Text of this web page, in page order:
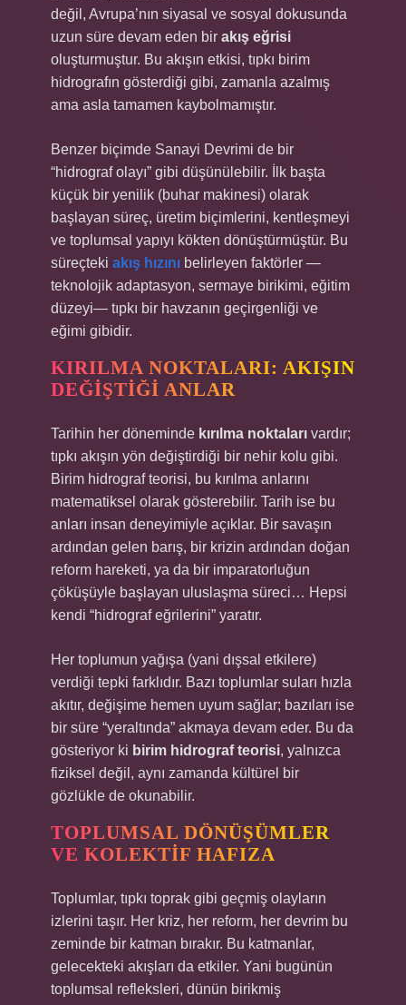
değil, Avrupa’nın siyasal ve sosyal dokusunda
uzun süre devam eden bir akış eğrisi
oluşturmuştur. Bu akışın etkisi, tıpkı birim
hidrografın gösterdiği gibi, zamanla azalmış
ama asla tamamen kaybolmamıştır.
Benzer biçimde Sanayi Devrimi de bir
“hidrograf olayı” gibi düşünülebilir. İlk başta
küçük bir yenilik (buhar makinesi) olarak
başlayan süreç, üretim biçimlerini, kentleşmeyi
ve toplumsal yapıyı kökten dönüştürmüştür. Bu
süreçteki akış hızını belirleyen faktörler —
teknolojik adaptasyon, sermaye birikimi, eğitim
düzeyi— tıpkı bir havzanın geçirgenliği ve
eğimi gibidir.
KIRILMA NOKTALARI: AKIŞIN
DEĞIŞTIĞI ANLAR
Tarihin her döneminde kırılma noktaları vardır;
tıpkı akışın yön değiştirdiği bir nehir kolu gibi.
Birim hidrograf teorisi, bu kırılma anlarını
matematiksel olarak gösterebilir. Tarih ise bu
anları insan deneyimiyle açıklar. Bir savaşın
ardından gelen barış, bir krizin ardından doğan
reform hareketi, ya da bir imparatorluğun
çöküşüyle başlayan uluslaşma süreci… Hepsi
kendi “hidrograf eğrilerini” yaratır.
Her toplumun yağışa (yani dışsal etkilere)
verdiği tepki farklıdır. Bazı toplumlar suları hızla
akıtır, değişime hemen uyum sağlar; bazıları ise
bir süre “yeraltında” akmaya devam eder. Bu da
gösteriyor ki birim hidrograf teorisi, yalnızca
fiziksel değil, aynı zamanda kültürel bir
gözlükle de okunabilir.
TOPLUMSAL DÖNÜŞÜMLER
VE KOLEKTIF HAFIZA
Toplumlar, tıpkı toprak gibi geçmiş olayların
izlerini taşır. Her kriz, her reform, her devrim bu
zeminde bir katman bırakır. Bu katmanlar,
gelecekteki akışları da etkiler. Yani bugünün
toplumsal refleksleri, dünün birikmiş